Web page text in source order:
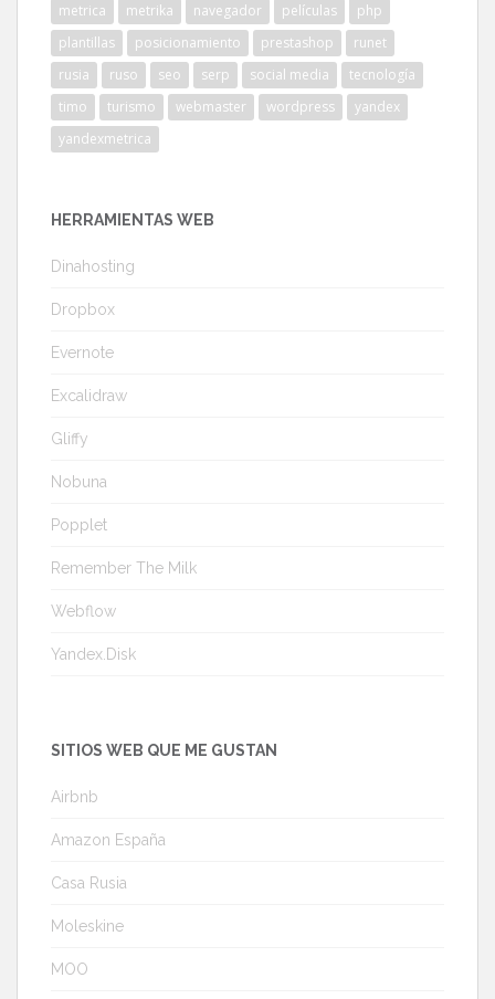
metrica
metrika navegador películas
php
plantillas
posicionamiento prestashop
runet
rusia
ruso seo serp social media
tecnología
timo
turismo webmaster wordpress
yandex
yandexmetrica
HERRAMIENTAS WEB
Dinahosting
Dropbox
Evernote
Excalidraw
Gliffy
Nobuna
Popplet
Remember The Milk
Webflow
Yandex.Disk
SITIOS WEB QUE ME GUSTAN
Airbnb
Amazon España
Casa Rusia
Moleskine
MOO